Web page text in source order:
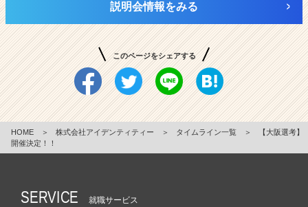
説明会情報をみる
このページをシェアする
HOME ＞ 株式会社アイデンティティー ＞ タイムライン一覧 ＞
【大阪選考】
開催決定！！
SERVICE 就職サービス